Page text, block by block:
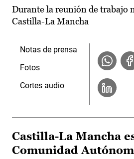
Durante la reunión de trabajo
Castilla-La Mancha
Notas de prensa
Fotos
Cortes audio
Castilla-La Mancha
Comunidad